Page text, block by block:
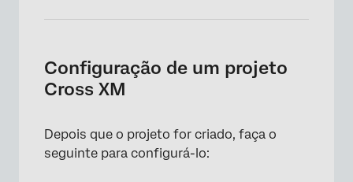
Configuração de um projeto
Cross XM
Depois que o projeto for criado, faça o
seguinte para configurá-lo: